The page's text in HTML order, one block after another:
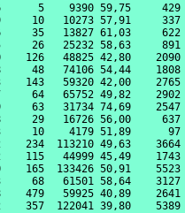
5    9390 59,75
10   10273 57,91
35   13827 61,03
26   25232 58,63
126   48825 42,80
48   74106 54,44
143   59320 42,00
64   65752 49,82
63   31734 74,69
29   16726 56,00
10    4179 51,89      97
234  113210 49,63
115   44999 45,49
165  133426 50,91
68   61501 58,64
479   59925 40,89
357  122041 39,80